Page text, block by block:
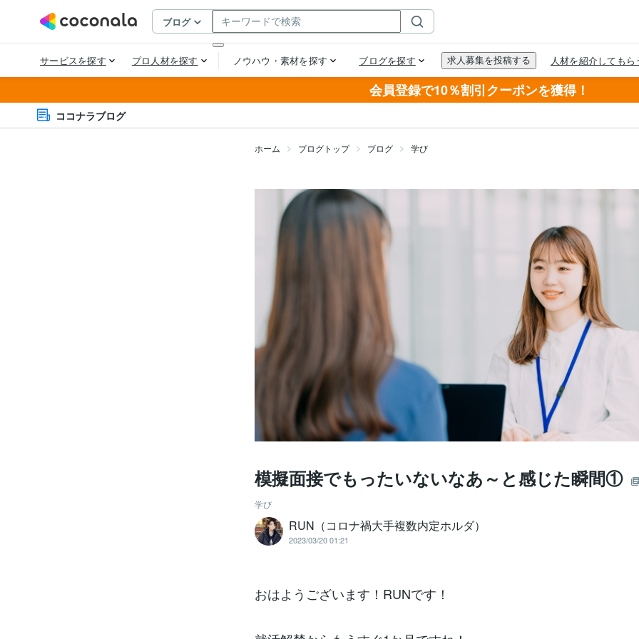
会員登録で10％割引クーポンを獲得！
ココナラブログ
ホーム ブログトップ ブログ 学び
模擬面接でもったいないなあ～と感じた瞬間①
学び
RUN（コロナ禍大手複数内定ホルダ）
2023/03/20 01:21
おはようございます！RUNです！